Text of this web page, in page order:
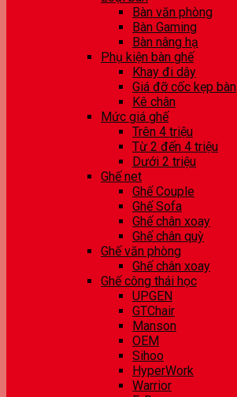
Bàn văn phòng
Bàn Gaming
Bàn nâng hạ
Phụ kiện bàn ghế
Khay đi dây
Giá đỡ cốc kẹp bàn
Kê chân
Mức giá ghế
Trên 4 triệu
Từ 2 đến 4 triệu
Dưới 2 triệu
Ghế net
Ghế Couple
Ghế Sofa
Ghế chân xoay
Ghế chân quỳ
Ghế văn phòng
Ghế chân xoay
Ghế công thái học
UPGEN
GTChair
Manson
OEM
Sihoo
HyperWork
Warrior